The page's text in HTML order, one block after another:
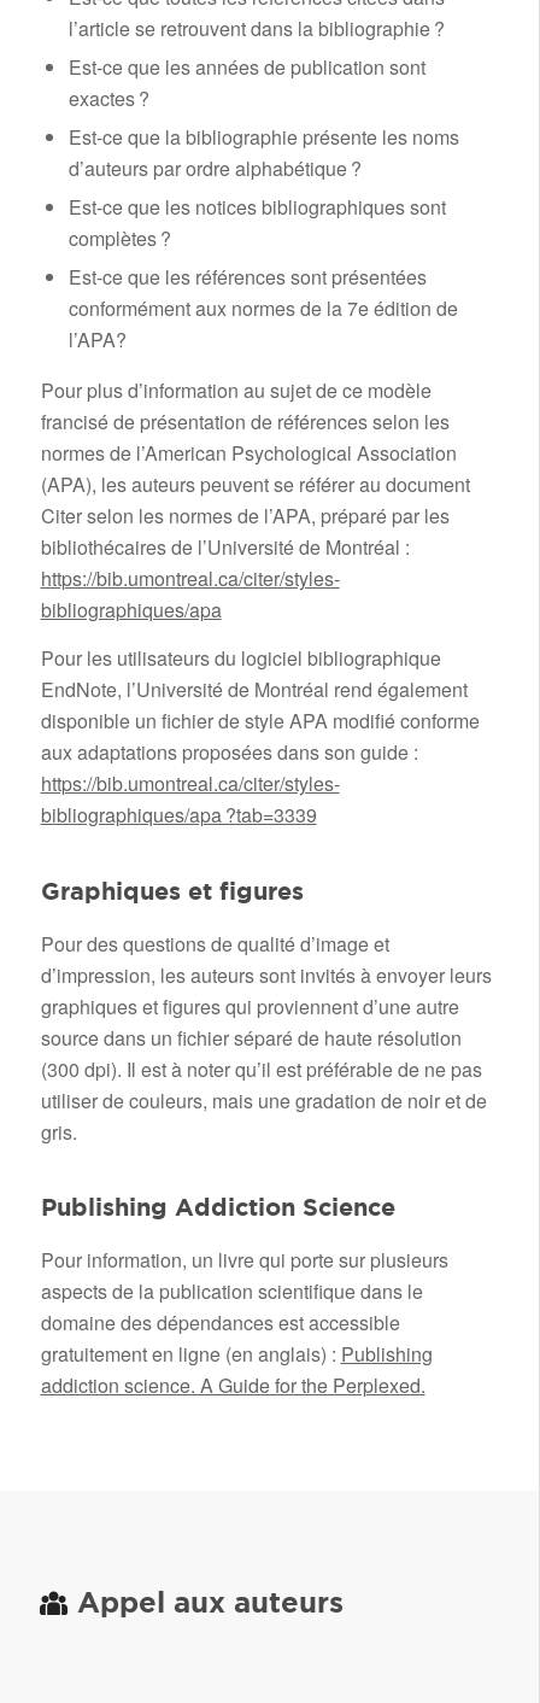
l’article se retrouvent dans la bibliographie ?
Est-ce que les années de publication sont
exactes ?
Est-ce que la bibliographie présente les noms
d’auteurs par ordre alphabétique ?
Est-ce que les notices bibliographiques sont
complètes ?
Est-ce que les références sont présentées
conformément aux normes de la 7e édition de
l’APA?
Pour plus d’information au sujet de ce modèle
francisé de présentation de références selon les
normes de l’American Psychological Association
(APA), les auteurs peuvent se référer au document
Citer selon les normes de l’APA, préparé par les
bibliothécaires de l’Université de Montréal :
https://bib.umontreal.ca/citer/styles-
bibliographiques/apa
Pour les utilisateurs du logiciel bibliographique
EndNote, l’Université de Montréal rend également
disponible un fichier de style APA modifié conforme
aux adaptations proposées dans son guide :
https://bib.umontreal.ca/citer/styles-
bibliographiques/apa ?tab=3339
Graphiques et figures
Pour des questions de qualité d’image et
d’impression, les auteurs sont invités à envoyer leurs
graphiques et figures qui proviennent d’une autre
source dans un fichier séparé de haute résolution
(300 dpi). Il est à noter qu’il est préférable de ne pas
utiliser de couleurs, mais une gradation de noir et de
gris.
Publishing Addiction Science
Pour information, un livre qui porte sur plusieurs
aspects de la publication scientifique dans le
domaine des dépendances est accessible
gratuitement en ligne (en anglais) : Publishing
addiction science. A Guide for the Perplexed.
Appel aux auteurs